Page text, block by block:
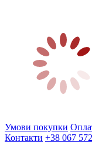
Умови покупки
Контакти +38 067